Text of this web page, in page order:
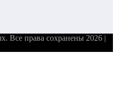
Все права сохранены 2026 |